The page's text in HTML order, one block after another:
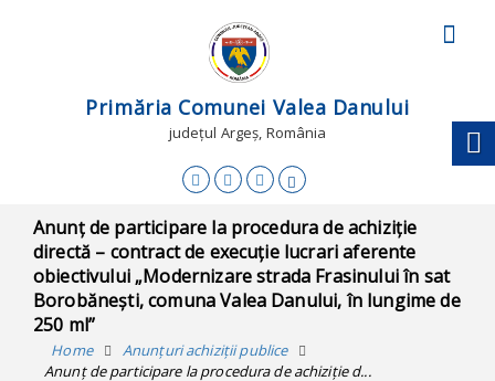
Primăria Comunei Valea Danului
județul Argeș, România
Anunț de participare la procedura de achiziție
directă – contract de execuție lucrari aferente
obiectivului „Modernizare strada Frasinului în sat
Borobănești, comuna Valea Danului, în lungime de
250 ml”
Home
Anunțuri achiziții publice
Anunț de participare la procedura de achiziție d...